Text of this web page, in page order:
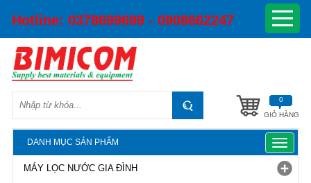
Hotline: 0378699699 - 0908662247
GIỎ HÀNG
0
DANH MỤC SẢN PHẨM
Toggle
MÁY LỌC NƯỚC GIA ĐÌNH